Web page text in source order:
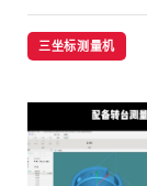
三坐标测量机